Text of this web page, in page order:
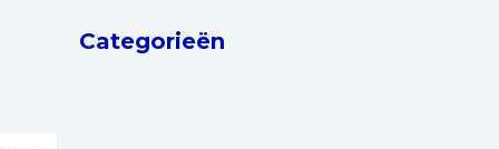
Categorieën